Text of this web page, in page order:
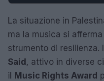
La situazione in
ma la musica si
strumento di resilienza.
Said, attivo in diverse
il Music Rights Award